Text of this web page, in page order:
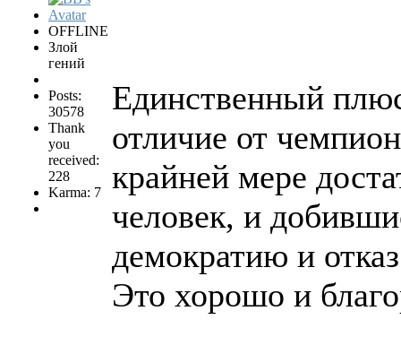
OFFLINE
Злой
гений
Posts:
30578
Thank
you
received:
228
Karma: 7
Единственный
отличие от
крайней мере
человек, и
демократию и
Это хорошо и